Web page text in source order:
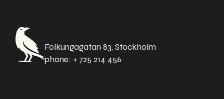
Folkungagatan 83, Stockholm
phone: + 725 214 456